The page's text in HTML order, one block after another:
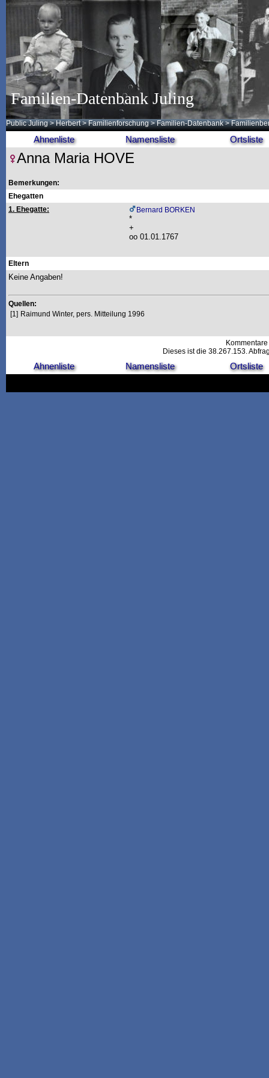
Familien-Datenbank Juling
Public Juling >Herbert >Familienforschung >Familien-Datenbank >
Ahnenliste Namensliste Ortsliste
Anna Maria HOVE
Bemerkungen:
Ehegatten
1. Ehegatte:
Bernard BORKEN
*
+
oo 01.01.1767
Eltern
Keine Angaben!
Quellen:
[1] Raimund Winter, pers. Mitteilung 1996
Dieses ist die 38.267.153.
Ahnenliste Namensliste Ortsliste